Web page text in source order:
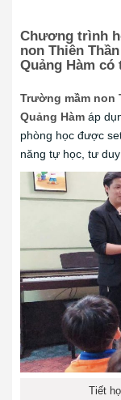
Chương trình
non Thiên
Quảng Hàm có
Trường mầm non
Quảng Hàm áp
phòng học được
năng tự học, tư
Tiết